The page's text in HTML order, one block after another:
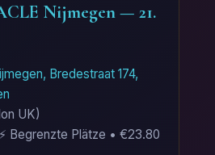
Nijmegen — 21.
Bredestraat 174,
UK)
Begrenzte Plätze • €23.80